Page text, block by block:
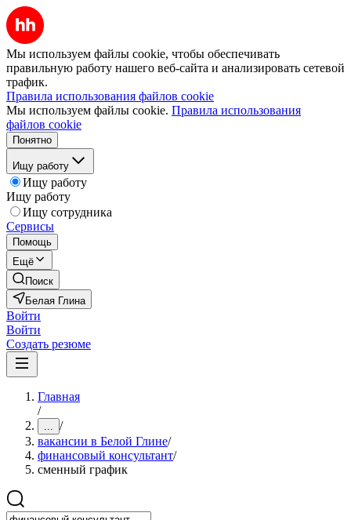
Мы используем файлы cookie, чтобы обеспечивать
правильную работу нашего веб-сайта и анализировать сетевой
трафик.
Правила использования файлов cookie
Мы используем файлы cookie. Правила использования
файлов cookie
Понятно
Ищу работу
Ищу работу
Ищу работу
Ищу сотрудника
Сервисы
Помощь
Ещё
Поиск
Белая Глина
Войти
Войти
Создать резюме
Главная
/
... /
вакансии в Белой Глине/
финансовый консультант/
сменный график